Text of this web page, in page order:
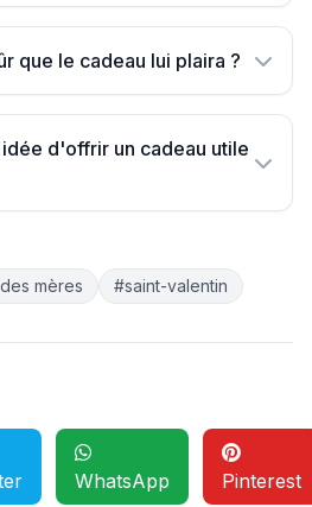
que le cadeau lui plaira ?
d'offrir un cadeau utile
mères #saint-valentin
WhatsApp Pinterest